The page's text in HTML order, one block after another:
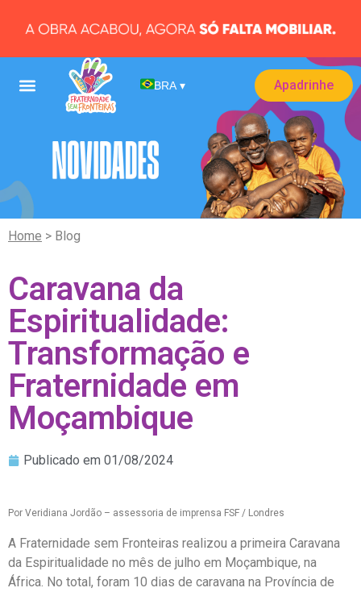
BRA ▾ Apadrinhe
Home > Blog
Caravana da
Espiritualidade:
Transformação e
Fraternidade em
Moçambique
Publicado em 01/08/2024
Por Veridiana Jordão – assessoria de imprensa FSF / Londres
A Fraternidade sem Fronteiras realizou a primeira Caravana
da Espiritualidade no mês de julho em Moçambique, na
África. No total, foram 10 dias de caravana na Província de